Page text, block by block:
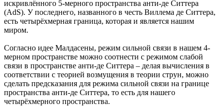
искривлённого 5-мерного пространства анти-де Ситтера
(AdS). У последнего, названного в честь Виллема де Ситтера,
есть четырёхмерная граница, которая и является нашим
миром.
Согласно идее Малдасены, режим сильной связи в нашем 4-
мерном пространстве можно соотнести с режимом слабой
связи в пространстве анти-де Ситтера – делая вычисления в
соответствии с теорией возмущения в теории струн, можно
сделать предсказания для режима сильной связи на границе
пространства анти-де Ситтера, то есть для нашего
четырёхмерного пространства.